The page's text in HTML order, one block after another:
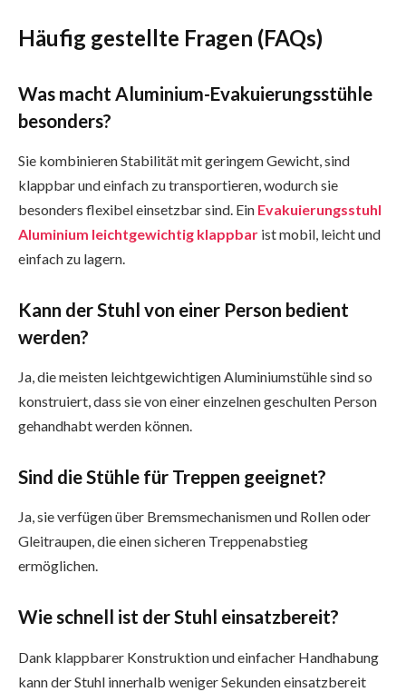
Häufig gestellte Fragen (FAQs)
Was macht Aluminium-Evakuierungsstühle
besonders?
Sie kombinieren Stabilität mit geringem Gewicht, sind
klappbar und einfach zu transportieren, wodurch sie
besonders flexibel einsetzbar sind. Ein Evakuierungsstuhl
Aluminium leichtgewichtig klappbar ist mobil, leicht und
einfach zu lagern.
Kann der Stuhl von einer Person bedient
werden?
Ja, die meisten leichtgewichtigen Aluminiumstühle sind so
konstruiert, dass sie von einer einzelnen geschulten Person
gehandhabt werden können.
Sind die Stühle für Treppen geeignet?
Ja, sie verfügen über Bremsmechanismen und Rollen oder
Gleitraupen, die einen sicheren Treppenabstieg
ermöglichen.
Wie schnell ist der Stuhl einsatzbereit?
Dank klappbarer Konstruktion und einfacher Handhabung
kann der Stuhl innerhalb weniger Sekunden einsatzbereit